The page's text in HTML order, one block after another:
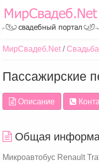
МирСвадеб.Net
Пассажирские
Описание
Общая
Микроавтобус Renault